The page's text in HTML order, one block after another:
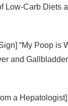
Low-Carb Diets
“My Poop is
and
a